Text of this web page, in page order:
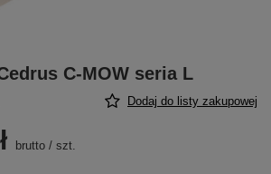
C-MOW seria L
Dodaj do listy zakupowej
brutto / szt.